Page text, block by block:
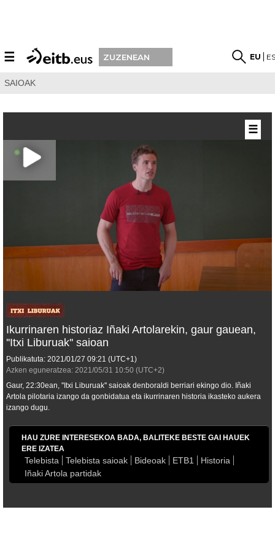
☰ ZUZENEAN EU
SAIOAK
Ikurrinaren historiaz Iñaki Artolarekin, gaur gauean,
''Itxi Liburuak'' saioan
Publikatuta: 2021/01/27 09:21 (UTC+1)
Azken eguneratzea: 2021/05/31 10:50 (UTC+2)
Gaur, 22:30ean, ''Itxi Liburuak'' saioak denboraldi berriari ekingo dio. Iñaki
Artola pilotaria izango da gonbidatua eta ikurrinaren historia ikasteko aukera
izango dugu.
HAU ZURE INTERESEKOA BADA, BALITEKE BESTE GAI HAUEK
ERE IZATEA
Telebista Telebista saioak Bideoak ETB1
Historia
Iñaki Artola partidak
☰